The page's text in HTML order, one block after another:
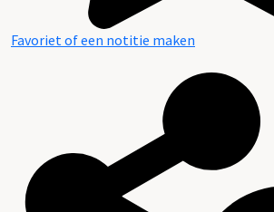
Favoriet of een notitie maken